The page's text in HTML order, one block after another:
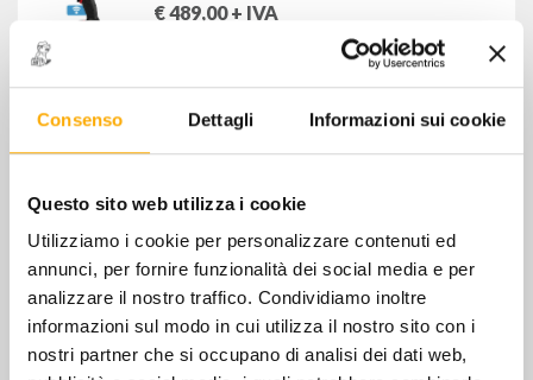
Consenso Dettagli Informazioni sui cookie
Questo sito web utilizza i cookie
Utilizziamo i cookie per personalizzare contenuti ed
annunci, per fornire funzionalità dei social media e per
analizzare il nostro traffico. Condividiamo inoltre
informazioni sul modo in cui utilizza il nostro sito con i
nostri partner che si occupano di analisi dei dati web,
FILTRA PER
SWK-DEWALT
€489,00+ IVA
STOCK
IMPULSI A 3 VELOCITÀ XR 18V BRU
€357,00+ IVA
(DCF899P2-QW) AVVITATORE A IMPULSI
ALTA POTENZA 1/2" XR 18V 5.0AH
STOCK
(DW292-QS) AVVITATORE AD IMPULSI